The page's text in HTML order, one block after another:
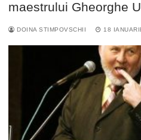
maestrului Gheorghe
DOINA STIMPOVSCHII 18